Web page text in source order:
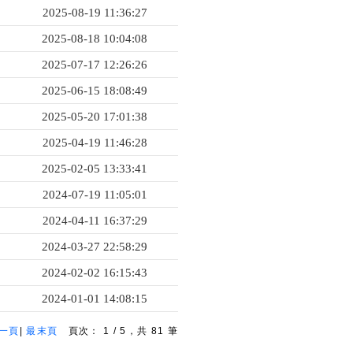
2025-08-19 11:36:27
2025-08-18 10:04:08
2025-07-17 12:26:26
2025-06-15 18:08:49
2025-05-20 17:01:38
2025-04-19 11:46:28
2025-02-05 13:33:41
2024-07-19 11:05:01
2024-04-11 16:37:29
2024-03-27 22:58:29
2024-02-02 16:15:43
2024-01-01 14:08:15
頁 |最末頁 頁次： 1 /5 ，共 81 筆